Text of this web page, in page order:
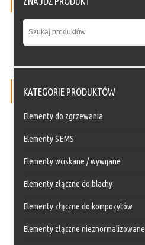
KATEGORIE PRODUKTÓW
Elementy do zgrzewania
Elementy SEMS
Elementy wciskane / wywijane
Elementy złączne do blachy
Elementy złączne do kompozytów
Elementy złączne nieznormalizowane